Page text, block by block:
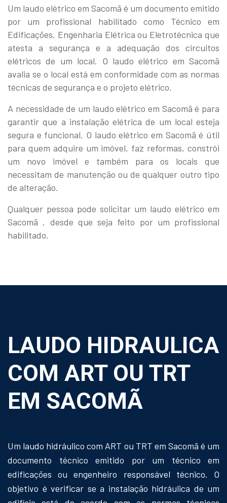
Um laudo elétrico em Sacomã é um documento emitido
por um profissional habilitado como Técnico em
Edificações, Engenharia Elétrica ou Eletrotécnica que
atesta a segurança e a adequação dos circuitos
elétricos de um local. O laudo elétrico em Sacomã
avalia se o local está em conformidade com as normas
técnicas de segurança e o projeto elétrico.
A necessidade de um laudo elétrico em Sacomã é para
garantir que a instalação elétrica de um local esteja
segura e funcional. O laudo elétrico em Sacomã é útil
para quem adquire um imóvel, faz reformas, constrói
um novo imóvel e também para os locais que
necessitam de manutenção ou de qualquer outro tipo
de alteração.
Qualquer pessoa pode solicitar um laudo elétrico em
Sacomã , desde que seja feito por um profissional
habilitado.
LAUDO HIDRAULICA
COM ART OU TRT
EM SACOMÃ
Um laudo hidráulico com ART ou TRT em Sacomã é um
documento técnico emitido por um técnico em
edificações ou engenheiro responsável técnico. O
objetivo é verificar se a instalação hidráulica de um